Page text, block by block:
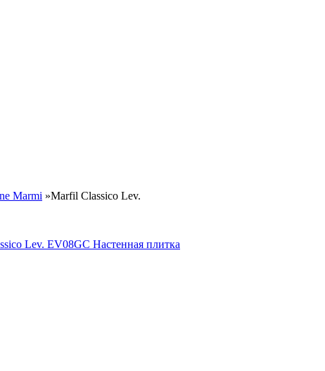
Marmi »Marfil Classico Lev.